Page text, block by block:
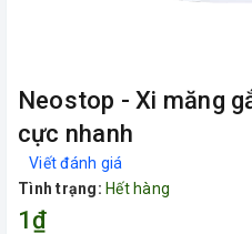
Neostop - Xi măng
cực nhanh
Viết đánh giá
Tình trạng: Hết hàng
1₫